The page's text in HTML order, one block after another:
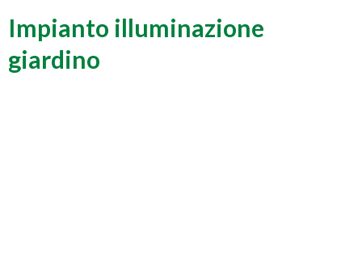
Impianto illuminazione
giardino